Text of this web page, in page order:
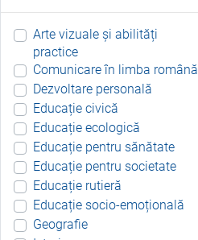
Arte vizuale și abilități
practice
Comunicare în limba română
Dezvoltare personală
Educație civică
Educație ecologică
Educație pentru sănătate
Educație pentru societate
Educație rutieră
Educație socio-emoțională
Geografie